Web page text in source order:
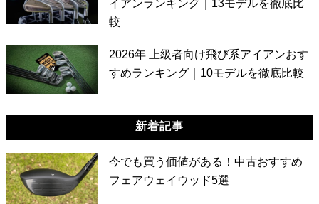
イアンランキング｜13モデルを徹底比
較
2026年 上級者向け飛び系アイアンおす
すめランキング｜10モデルを徹底比較
新着記事
今でも買う価値がある！中古おすすめ
フェアウェイウッド5選